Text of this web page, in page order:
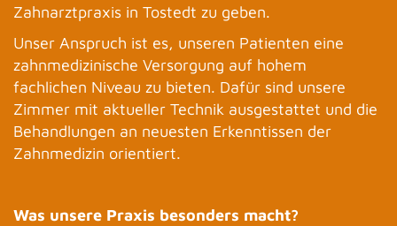
Zahnarztpraxis in Tostedt zu geben.
Unser Anspruch ist es, unseren Patienten eine
zahnmedizinische Versorgung auf hohem
fachlichen Niveau zu bieten. Dafür sind unsere
Zimmer mit aktueller Technik ausgestattet und die
Behandlungen an neuesten Erkenntissen der
Zahnmedizin orientiert.
Was unsere Praxis besonders macht?